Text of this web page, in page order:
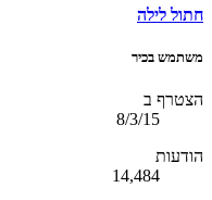
חתול לילה
משתמש בכיר
הצטרף ב
8/3/15
הודעות
14,484